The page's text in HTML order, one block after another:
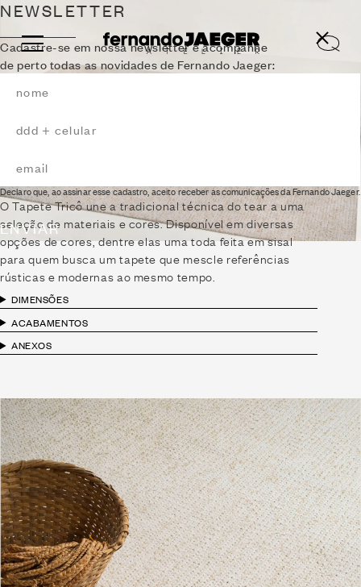
TAPETE TRICÔ
2016
O Tapete Tricô une a tradicional técnica do tear a uma
seleção de materiais e cores. Disponível em diversas
opções de cores, dentre elas uma toda feita em sisal
para quem busca um tapete que mescle referências
rústicas e modernas ao mesmo tempo.
DIMENSÕES
ACABAMENTOS
ANEXOS
NEWSLETTER
Cadastre-se em nossa newsletter e acompanhe
de perto todas as novidades de Fernando Jaeger:
Declaro que, ao assinar esse cadastro, aceito receber as comunicações da Fernando Jaeger.
ENVIAR